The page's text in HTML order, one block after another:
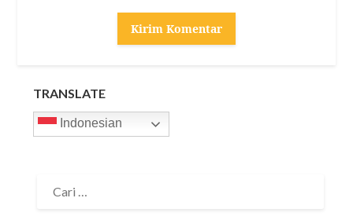
TRANSLATE
Indonesian
UNTUK: